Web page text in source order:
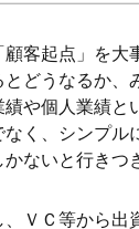
顧客起点」を大
どうなるか、
や個人業績と
く、シンプル
ないと行きつ
、ＶＣ等から出